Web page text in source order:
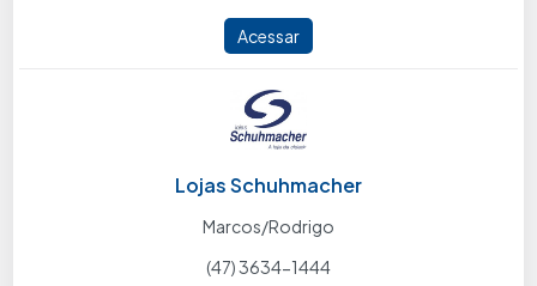
Acessar
Lojas Schuhmacher
Marcos/Rodrigo
(47) 3634-1444